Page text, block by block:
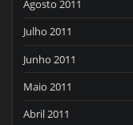
Agosto 2011
Julho 2011
Junho 2011
Maio 2011
Abril 2011